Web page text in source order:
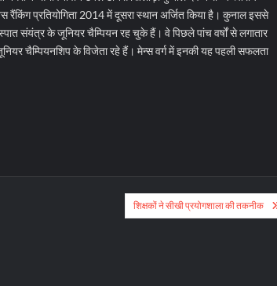
रैंकिंग प्रतियोगिता 2014 में दूसरा स्थान अर्जित किया है। कुनाल इससे
संयंत्र के जूनियर चैम्पियन रह चुके हैं। वे पिछले पांच वर्षों से लगातार
चैम्पियनशिप के विजेता रहे हैं। मेन्स वर्ग में इनकी यह पहली सफलता
शिक्षकों ने सीखी प्रयोगशाला की तकनीक